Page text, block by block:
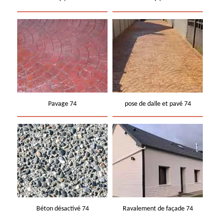
Pavage 74 pose de dalle et pavé 74
Béton désactivé 74 Ravalement de façade 74